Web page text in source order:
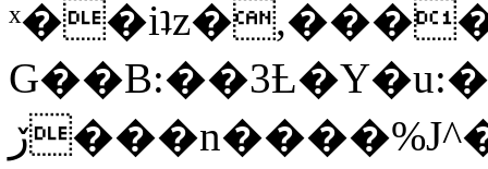
ڒ���n����%J^�}